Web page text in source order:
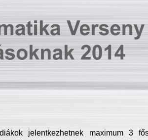
jelentkezhetnek maximum 3